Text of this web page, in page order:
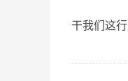
干我们这